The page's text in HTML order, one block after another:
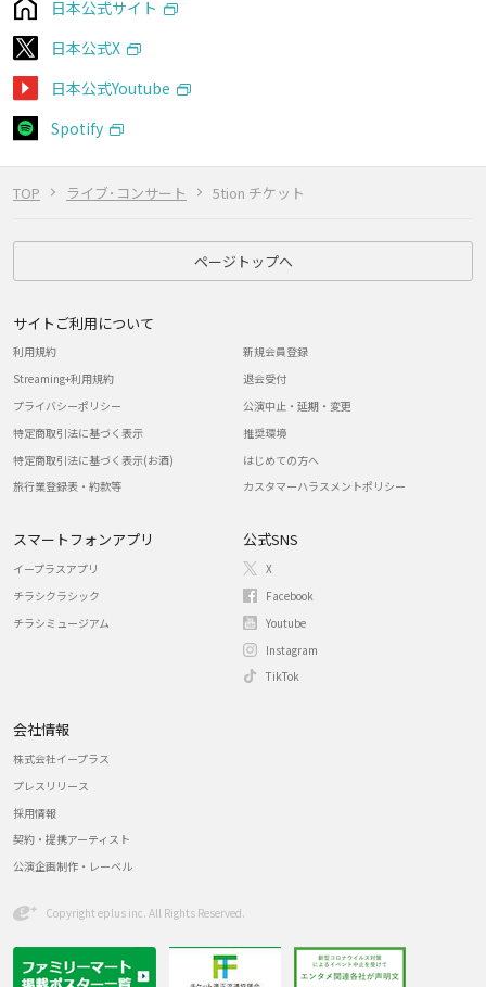
TOP ライブ･コンサート 5tion チケット
日本公式サイト
日本公式X
日本公式Youtube
Spotify
ページトップへ
サイトご利用について
利用規約
Streaming+利用規約
プライバシーポリシー
特定商取引法に基づく表示
特定商取引法に基づく表示(お酒)
旅行業登録表・約款等
新規会員登録
退会受付
公演中止・延期・変更
推奨環境
はじめての方へ
カスタマーハラスメントポリシー
スマートフォンアプリ
イープラスアプリ
チラシクラシック
チラシミュージアム
公式SNS
X
Facebook
Youtube
Instagram
TikTok
会社情報
株式会社イープラス
プレスリリース
採用情報
契約・提携アーティスト
公演企画制作・レーベル
Copyright eplus inc. All Rights Reserved.